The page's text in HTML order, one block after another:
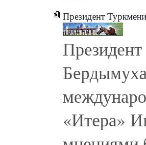
Президент
«Итера»